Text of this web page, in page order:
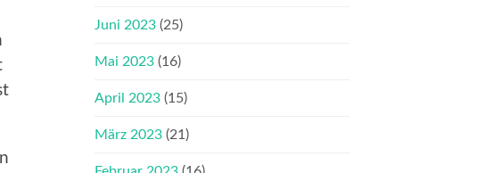
Juni 2023 (25)
Mai 2023 (16)
April 2023 (15)
März 2023 (21)